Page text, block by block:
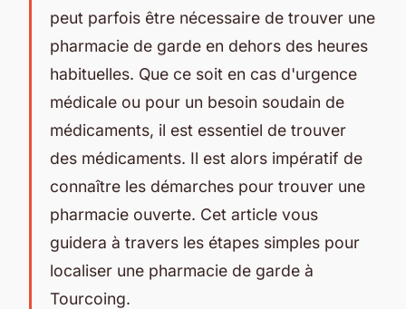
peut parfois être nécessaire de trouver une
pharmacie de garde en dehors des heures
habituelles. Que ce soit en cas d'urgence
médicale ou pour un besoin soudain de
médicaments, il est essentiel de trouver
des médicaments. Il est alors impératif de
connaître les démarches pour trouver une
pharmacie ouverte. Cet article vous
guidera à travers les étapes simples pour
localiser une pharmacie de garde à
Tourcoing.